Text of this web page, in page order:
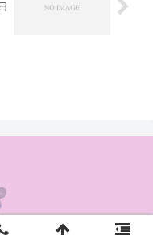
クリニック.